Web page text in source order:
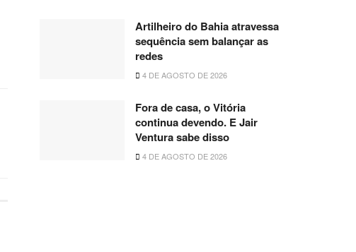
Artilheiro do Bahia atravessa
sequência sem balançar as
redes
4 DE AGOSTO DE 2026
Fora de casa, o Vitória
continua devendo. E Jair
Ventura sabe disso
4 DE AGOSTO DE 2026